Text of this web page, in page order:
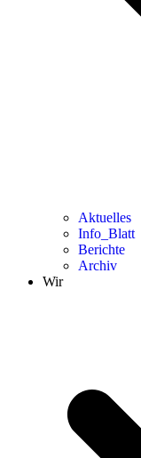
Aktuelles
Info_Blatt
Berichte
Archiv
Wir